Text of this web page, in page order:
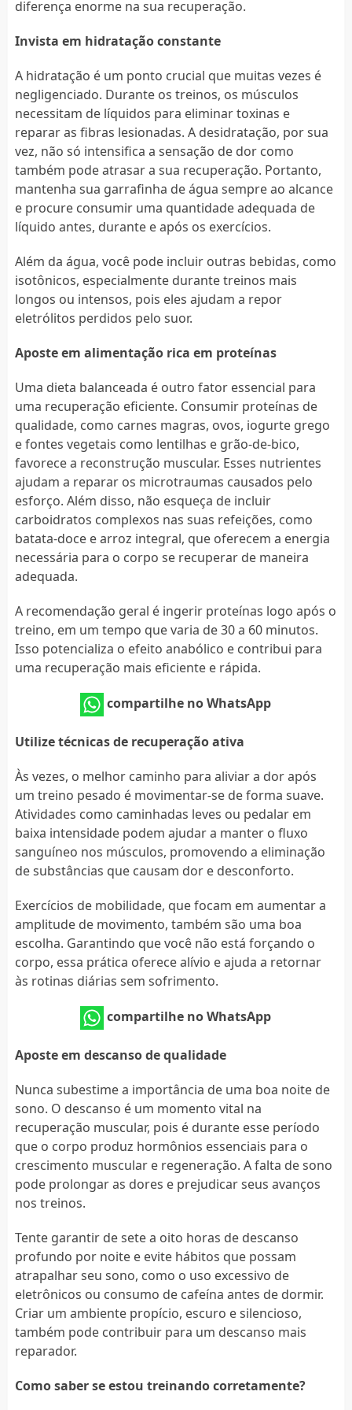
diferença enorme na sua recuperação.
Invista em hidratação constante
A hidratação é um ponto crucial que muitas vezes é
negligenciado. Durante os treinos, os músculos
necessitam de líquidos para eliminar toxinas e
reparar as fibras lesionadas. A desidratação, por sua
vez, não só intensifica a sensação de dor como
também pode atrasar a sua recuperação. Portanto,
mantenha sua garrafinha de água sempre ao alcance
e procure consumir uma quantidade adequada de
líquido antes, durante e após os exercícios.
Além da água, você pode incluir outras bebidas, como
isotônicos, especialmente durante treinos mais
longos ou intensos, pois eles ajudam a repor
eletrólitos perdidos pelo suor.
Aposte em alimentação rica em proteínas
Uma dieta balanceada é outro fator essencial para
uma recuperação eficiente. Consumir proteínas de
qualidade, como carnes magras, ovos, iogurte grego
e fontes vegetais como lentilhas e grão-de-bico,
favorece a reconstrução muscular. Esses nutrientes
ajudam a reparar os microtraumas causados pelo
esforço. Além disso, não esqueça de incluir
carboidratos complexos nas suas refeições, como
batata-doce e arroz integral, que oferecem a energia
necessária para o corpo se recuperar de maneira
adequada.
A recomendação geral é ingerir proteínas logo após o
treino, em um tempo que varia de 30 a 60 minutos.
Isso potencializa o efeito anabólico e contribui para
uma recuperação mais eficiente e rápida.
compartilhe no WhatsApp
Utilize técnicas de recuperação ativa
Às vezes, o melhor caminho para aliviar a dor após
um treino pesado é movimentar-se de forma suave.
Atividades como caminhadas leves ou pedalar em
baixa intensidade podem ajudar a manter o fluxo
sanguíneo nos músculos, promovendo a eliminação
de substâncias que causam dor e desconforto.
Exercícios de mobilidade, que focam em aumentar a
amplitude de movimento, também são uma boa
escolha. Garantindo que você não está forçando o
corpo, essa prática oferece alívio e ajuda a retornar
às rotinas diárias sem sofrimento.
compartilhe no WhatsApp
Aposte em descanso de qualidade
Nunca subestime a importância de uma boa noite de
sono. O descanso é um momento vital na
recuperação muscular, pois é durante esse período
que o corpo produz hormônios essenciais para o
crescimento muscular e regeneração. A falta de sono
pode prolongar as dores e prejudicar seus avanços
nos treinos.
Tente garantir de sete a oito horas de descanso
profundo por noite e evite hábitos que possam
atrapalhar seu sono, como o uso excessivo de
eletrônicos ou consumo de cafeína antes de dormir.
Criar um ambiente propício, escuro e silencioso,
também pode contribuir para um descanso mais
reparador.
Como saber se estou treinando corretamente?